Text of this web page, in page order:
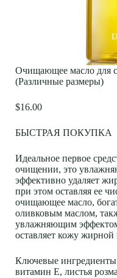
Очищающее масло для
(Различные размеры)
$16.00
БЫСТРАЯ ПОКУПКА
Идеальное первое
очищении, это
эффективно удаляет
при этом оставляя ее
очищающее масло,
оливковым маслом,
увлажняющим
оставляет кожу
Ключевые ингредиенты
витамин Е, листья